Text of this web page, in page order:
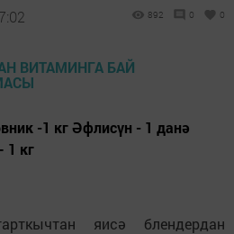
892 0 0
-1 кг Әфлисүн - 1 данә
1 кг
яисә блендердан